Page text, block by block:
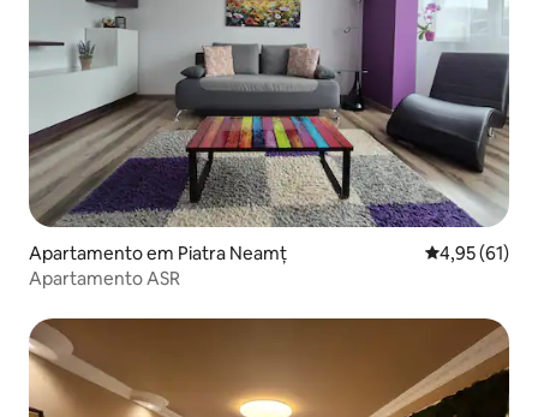
Apartamento em Piatra Neamț Classificação
4,95 (61)
Apartamento ASR